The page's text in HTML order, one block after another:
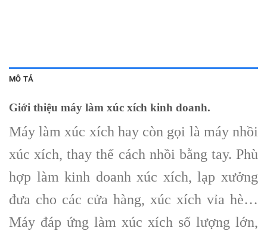
MÔ TẢ
Giới thiệu máy làm xúc xích kinh doanh.
Máy làm xúc xích hay còn gọi là máy nhồi
xúc xích, thay thế cách nhồi bằng tay. Phù
hợp làm kinh doanh xúc xích, lạp xưởng
đưa cho các cửa hàng, xúc xích vỉa hè…
Máy đáp ứng làm xúc xích số lượng lớn,